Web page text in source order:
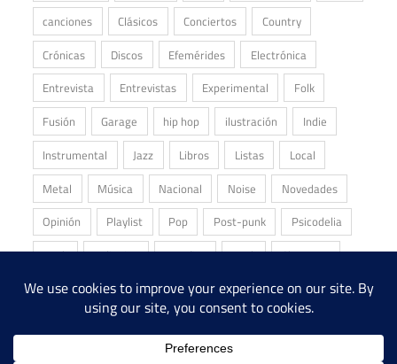
canciones
Clásicos Conciertos
Country
Crónicas
Discos Efemérides
Electrónica
Entrevista
Entrevistas Experimental
Folk
Fusión
Garage hip hop ilustración
Indie
Instrumental
Jazz Libros Listas
Local
Metal
Música Nacional Noise
Novedades
Opinión
Playlist Pop Post-punk
Psicodelia
Punk
Reliquias Reseñas Rock
Shoegaze
Stoner
Underground Álbum